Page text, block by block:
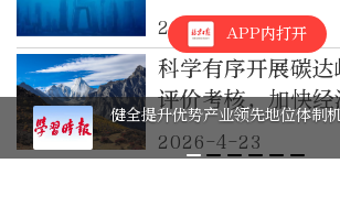
北京市经济社会绿
2026-6-9
科学有序开展碳
评价考核，加快
面绿色转型
2026-4-23
APP内打开
健全提升优势产业领先地位体制